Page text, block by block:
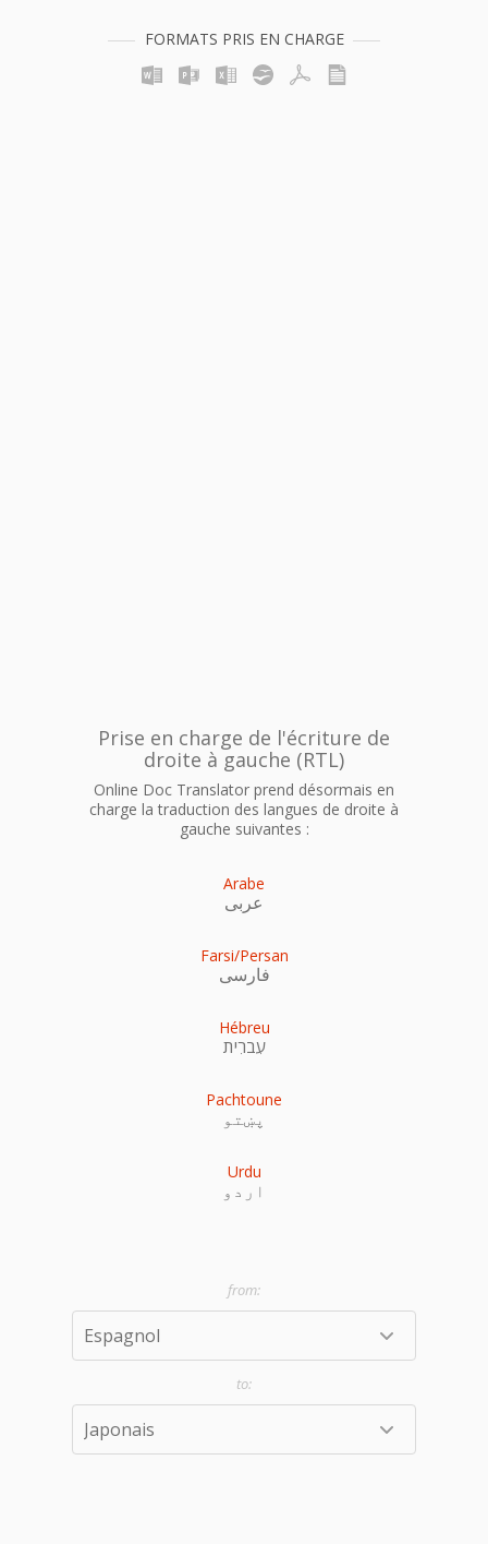
FORMATS PRIS EN CHARGE
Prise en charge de l'écriture de
droite à gauche (RTL)
Online Doc Translator prend désormais en
charge la traduction des langues de droite à
gauche suivantes :
Arabe
عربى
Farsi/Persan
فارسی
Hébreu
עִברִית
Pachtoune
پښتو
Urdu
اردو